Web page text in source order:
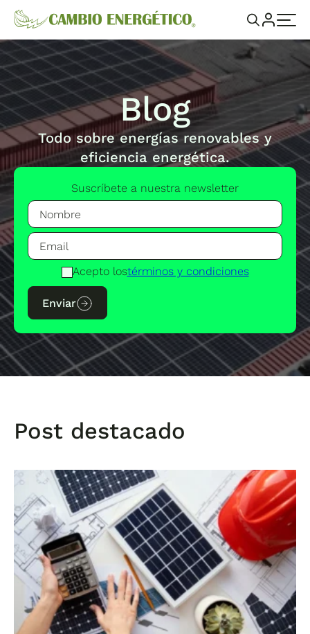
Blog
Todo sobre energías renovables y
eficiencia energética.
Suscríbete a nuestra newsletter
Acepto lostérminos y condiciones
Enviar
Post destacado